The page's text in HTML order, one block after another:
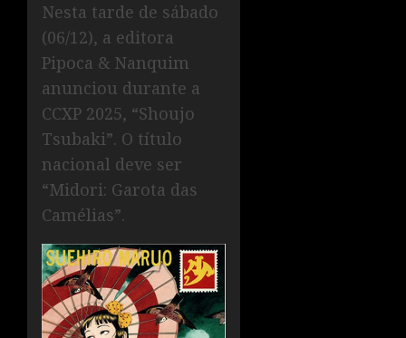
Nesta tarde de sábado
(06/12), a editora
Pipoca & Nanquim
anunciou durante a
CCXP 2025, “Shoujo
Tsubaki”. O título
nacional deve ser
“Midori: Garota das
Camélias”.